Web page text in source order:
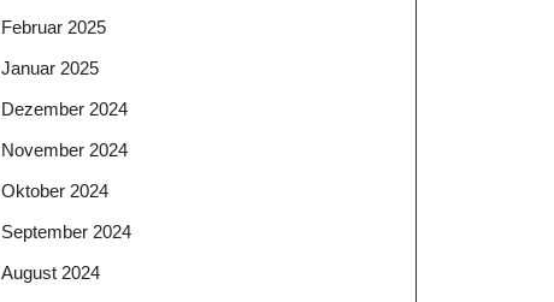
Februar 2025
Januar 2025
Dezember 2024
November 2024
Oktober 2024
September 2024
August 2024